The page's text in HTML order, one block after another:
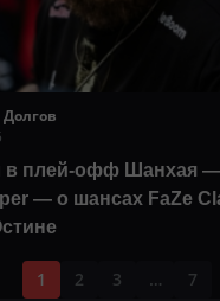
в плей-офф Шанхая —
— о шансах FaZe
1 2 3 … 7